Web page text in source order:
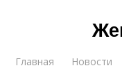
Главная Новости